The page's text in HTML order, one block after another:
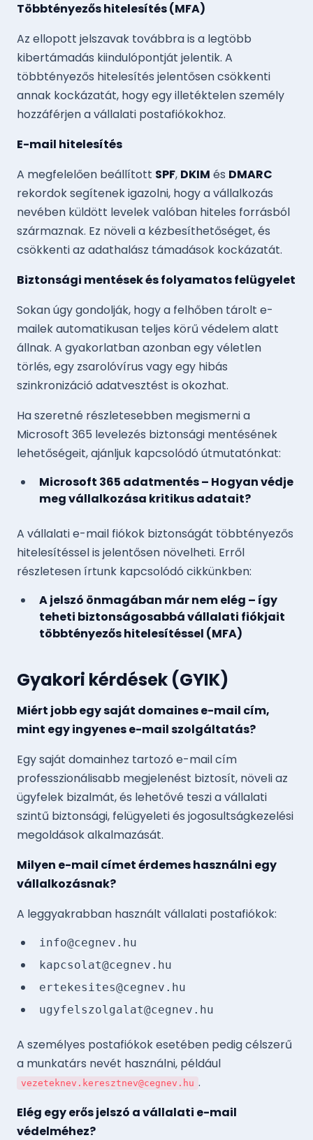
Többtényezős hitelesítés (MFA)
Az ellopott jelszavak továbbra is a legtöbb
kibertámadás kiindulópontját jelentik. A
többtényezős hitelesítés jelentősen csökkenti
annak kockázatát, hogy egy illetéktelen személy
hozzáférjen a vállalati postafiókokhoz.
E-mail hitelesítés
A megfelelően beállított SPF, DKIM és DMARC
rekordok segítenek igazolni, hogy a vállalkozás
nevében küldött levelek valóban hiteles forrásból
származnak. Ez növeli a kézbesíthetőséget, és
csökkenti az adathalász támadások kockázatát.
Biztonsági mentések és folyamatos felügyelet
Sokan úgy gondolják, hogy a felhőben tárolt e-
mailek automatikusan teljes körű védelem alatt
állnak. A gyakorlatban azonban egy véletlen
törlés, egy zsarolóvírus vagy egy hibás
szinkronizáció adatvesztést is okozhat.
Ha szeretné részletesebben megismerni a
Microsoft 365 levelezés biztonsági mentésének
lehetőségeit, ajánljuk kapcsolódó útmutatónkat:
Microsoft 365 adatmentés – Hogyan védje
meg vállalkozása kritikus adatait?
A vállalati e-mail fiókok biztonságát többtényezős
hitelesítéssel is jelentősen növelheti. Erről
részletesen írtunk kapcsolódó cikkünkben:
A jelszó önmagában már nem elég – így
teheti biztonságosabbá vállalati fiókjait
többtényezős hitelesítéssel (MFA)
Gyakori kérdések (GYIK)
Miért jobb egy saját domaines e-mail cím,
mint egy ingyenes e-mail szolgáltatás?
Egy saját domainhez tartozó e-mail cím
professzionálisabb megjelenést biztosít, növeli az
ügyfelek bizalmát, és lehetővé teszi a vállalati
szintű biztonsági, felügyeleti és jogosultságkezelési
megoldások alkalmazását.
Milyen e-mail címet érdemes használni egy
vállalkozásnak?
A leggyakrabban használt vállalati postafiókok:
info@cegnev.hu
kapcsolat@cegnev.hu
ertekesites@cegnev.hu
ugyfelszolgalat@cegnev.hu
A személyes postafiókok esetében pedig célszerű
a munkatárs nevét használni, például
vezeteknev.keresztnev@cegnev.hu .
Elég egy erős jelszó a vállalati e-mail
védelméhez?